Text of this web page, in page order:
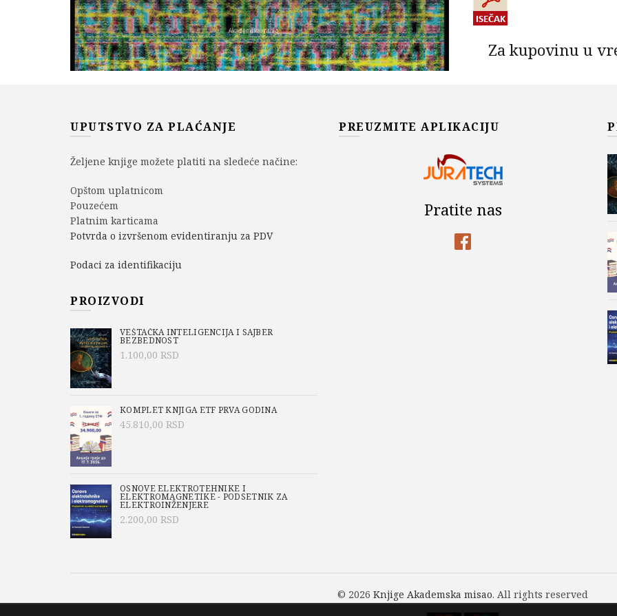
Za kupovinu u
- po cenovniku kurirske
ANALIZA I
DODAJ U
978-86-
Akademska
UPUTSTVO ZA PLAĆANJE
Željene knjige možete platiti na sledeće načine:
Opštom uplatnicom
Pouzećem
Platnim karticama
Potvrda o izvršenom evidentiranju za PDV
Podaci za identifikaciju
PROIZVODI
VEŠTAČKA INTELIGENCIJA I SAJBER
BEZBEDNOST
1.100,00 RSD
KOMPLET KNJIGA ETF PRVA GODINA
45.810,00 RSD
OSNOVE ELEKTROTEHNIKE I
ELEKTROMAGNETIKE - PODSETNIK ZA
ELEKTROINŽENJERE
2.200,00 RSD
PREUZMITE APLIKACIJU
Pratite nas
© 2026 Knjige Akademska misao. All rights reserved